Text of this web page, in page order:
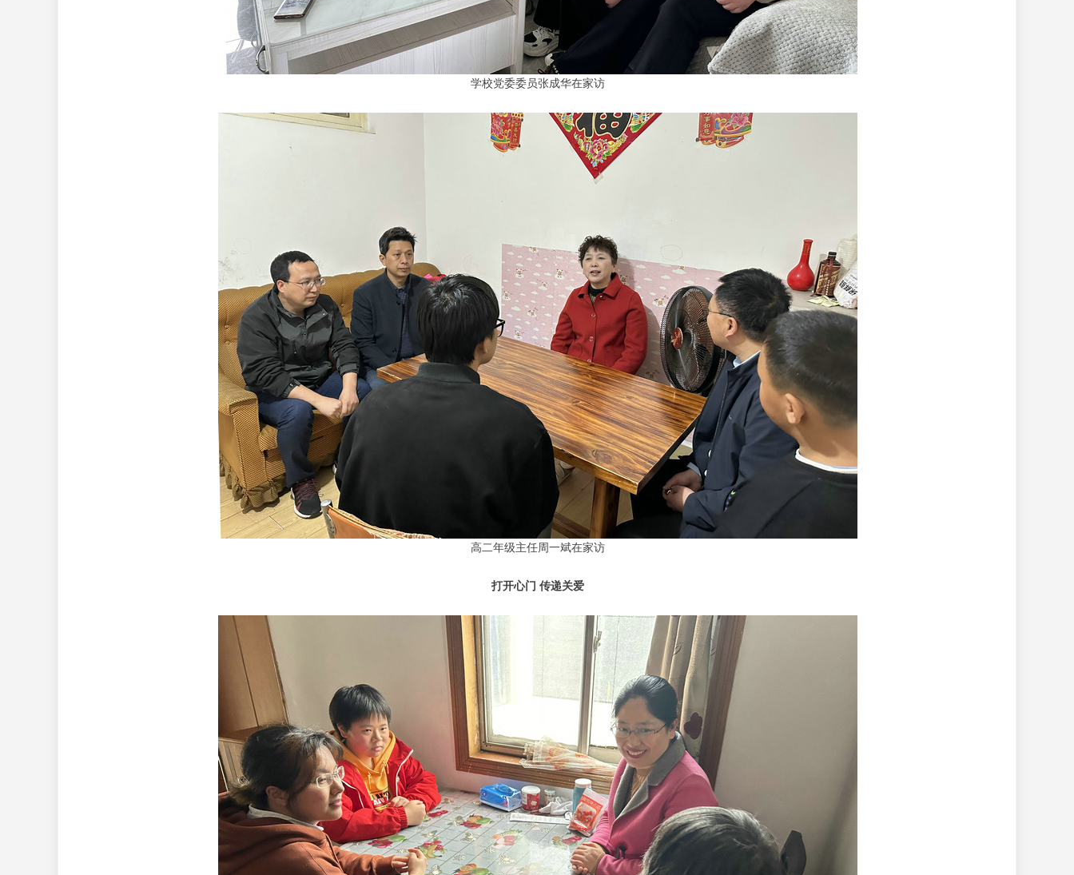
学校党委委员张成华在家访
高二年级主任周一斌在家访
打开心门 传递关爱